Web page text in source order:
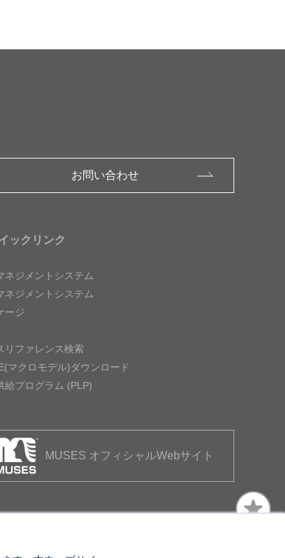
お問い合わせ
ックリンク
ネジメントシステム
ネジメントシステム
ージ
リファレンス検索
マクロモデル)ダウンロード
給プログラム (PLP)
MUSES オフィシャルWebサイト